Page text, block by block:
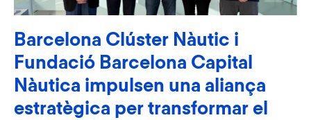
Barcelona Clúster Nàutic i
Fundació Barcelona Capital
Nàutica impulsen una aliança
estratègica per transformar el